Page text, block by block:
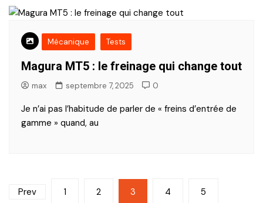
Mécanique Tests
Magura MT5 : le freinage qui change tout
max septembre 7, 2025 0
Je n’ai pas l’habitude de parler de « freins d’entrée de
gamme » quand, au
Pagination
Prev 1 2 3 4 5